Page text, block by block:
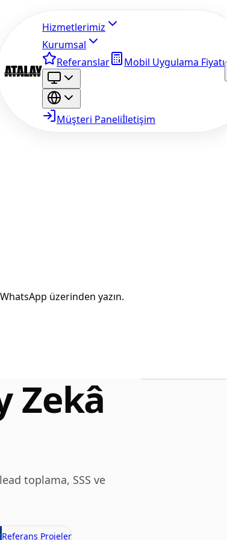
Hizmetlerimiz
Kurumsal
Referanslar
Mobil Uygulama Fiyatı
Müşteri Paneliİletişim
üzerinden yazın.
Zekâ
toplama, SSS ve
Referans Projeler